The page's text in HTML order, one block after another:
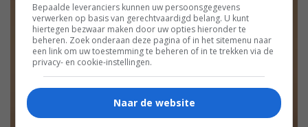
Bepaalde leveranciers kunnen uw persoonsgegevens
verwerken op basis van gerechtvaardigd belang. U kunt
hiertegen bezwaar maken door uw opties hieronder te
beheren. Zoek onderaan deze pagina of in het sitemenu naar
een link om uw toestemming te beheren of in te trekken via de
privacy- en cookie-instellingen.
Naar de website